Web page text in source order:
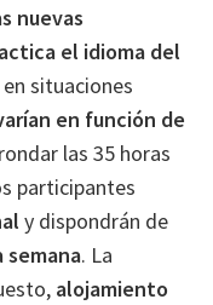
nuevas
el idioma del
situaciones
en función de
las 35 horas
participantes
y dispondrán de
semana. La
alojamiento